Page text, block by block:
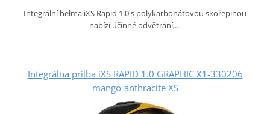
Integrální helma iXS Rapid 1.0 s polykarbonátovou skořepinou
nabízí účinné odvětrání,…
Integrálna prilba iXS RAPID 1.0 GRAPHIC X1-330206
mango-anthracite XS